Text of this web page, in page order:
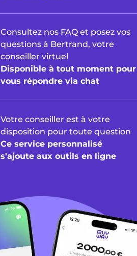
Consultez nos FAQ et posez vos
questions à Bertrand, votre
conseiller virtuel
Disponible à tout moment pour
vous répondre via chat
Votre conseiller est à votre
disposition pour toute question
Ce service personnalisé
s'ajoute aux outils en ligne